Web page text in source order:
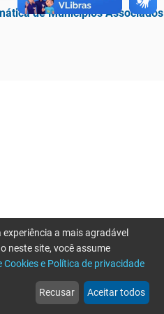
de Municípios Associados
web
Notícias
more_horiz
Mais
a mais agradável
neste site, você assume
Cookies e Política de privacidade
Recusar Aceitar todos
favor tente novamente